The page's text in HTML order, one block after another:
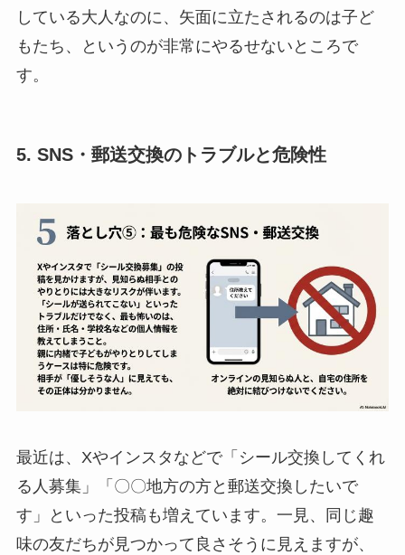
している大人なのに、矢面に立たされるのは子ど
もたち、というのが非常にやるせないところで
す。
5. SNS・郵送交換のトラブルと危険性
最近は、Xやインスタなどで「シール交換してくれ
る人募集」「〇〇地方の方と郵送交換したいで
す」といった投稿も増えています。一見、同じ趣
味の友だちが見つかって良さそうに見えますが、